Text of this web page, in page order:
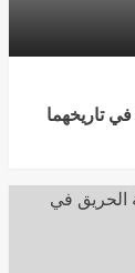
تاريخهما